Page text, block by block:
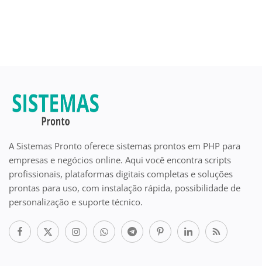
A Sistemas Pronto oferece sistemas prontos em PHP para
empresas e negócios online. Aqui você encontra scripts
profissionais, plataformas digitais completas e soluções
prontas para uso, com instalação rápida, possibilidade de
personalização e suporte técnico.